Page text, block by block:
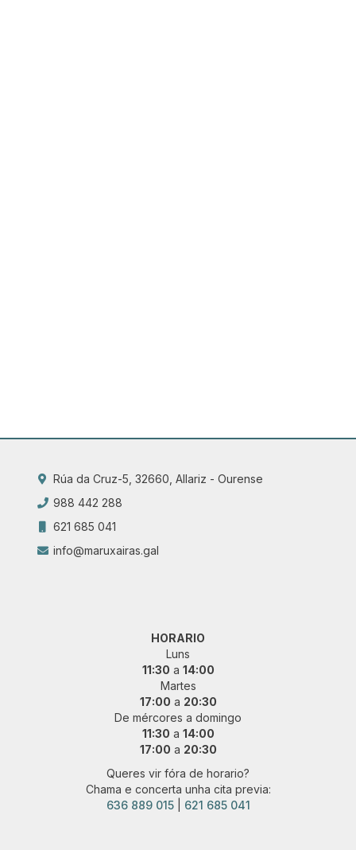
Rúa da Cruz-5, 32660, Allariz - Ourense
988 442 288
621 685 041
info@maruxairas.gal
HORARIO
Luns
11:30 a 14:00
Martes
17:00 a 20:30
De mércores a domingo
11:30 a 14:00
17:00 a 20:30
Queres vir fóra de horario?
Chama e concerta unha cita previa:
636 889 015| 621 685 041